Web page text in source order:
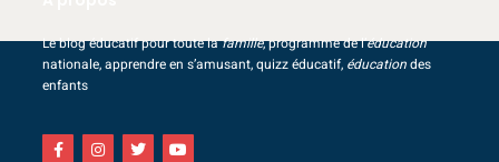
Le blog éducatif pour toute lafamille, programme de l’éducation
nationale, apprendre en s’amusant, quizz éducatif, éducationdes
enfants